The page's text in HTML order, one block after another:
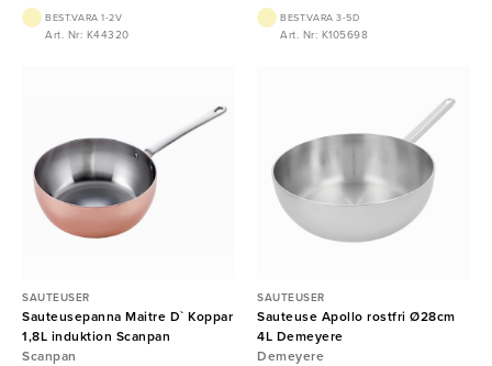
BEST.VARA 1-2V
Art. Nr: K44320
BEST.VARA 3-5D
Art. Nr: K105698
SAUTEUSER
Sauteusepanna Maitre D` Koppar
1,8L induktion Scanpan
Scanpan
SAUTEUSER
Sauteuse Apollo rostfri Ø28cm
4L Demeyere
Demeyere